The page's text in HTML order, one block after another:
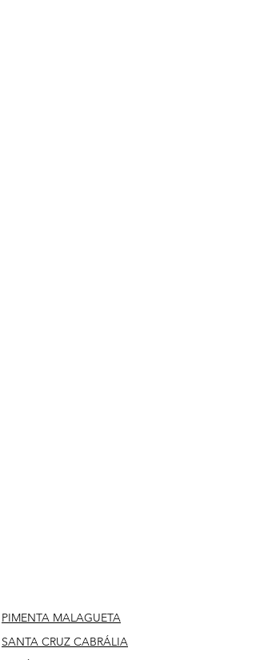
PIMENTA MALAGUETA
SANTA CRUZ CABRÁLIA